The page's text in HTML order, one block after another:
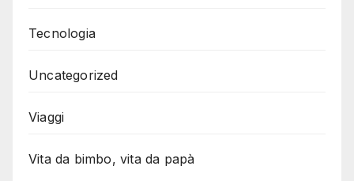
Tecnologia
Uncategorized
Viaggi
Vita da bimbo, vita da papà